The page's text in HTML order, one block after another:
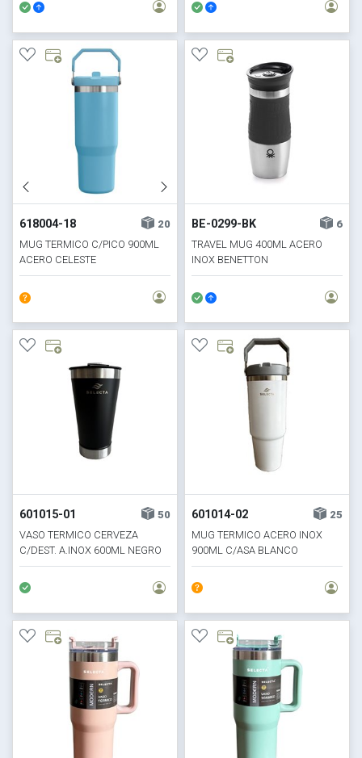
618004-18
20
MUG TERMICO C/PICO 900ML
ACERO CELESTE
BE-0299-BK
6
TRAVEL MUG 400ML ACERO
INOX BENETTON
BLANCO/NEGRO
601015-01
50
VASO TERMICO CERVEZA
C/DEST. A.INOX 600ML NEGRO
601014-02
25
MUG TERMICO ACERO INOX
900ML C/ASA BLANCO